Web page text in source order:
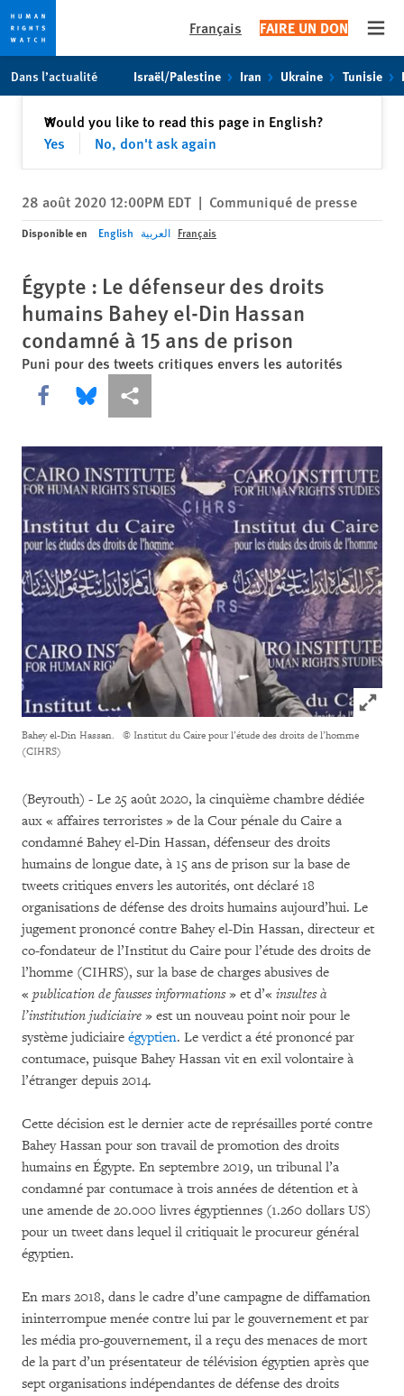
toto
content
Français FAIRE UN DON
Dans l’actualité Israël/Palestine Iran Ukraine Tunisie
Would you like to read this page in English?
Yes
No, don't ask again
✕Fermer
28 août 2020 12:00PM EDT | Communiqué de presse
Disponible en English العربية Français
Égypte : Le défenseur des droits
humains Bahey el-Din Hassan
condamné à 15 ans de prison
Puni pour des tweets critiques envers les autorités
Share this via Facebook
Share this via Bluesky
Share this via Partagez
Click to
Bahey el-Din Hassan.
© Institut du Caire pour l’étude des droits de l’homme
(CIHRS)
(Beyrouth) - Le 25 août 2020, la cinquième chambre dédiée
aux « affaires terroristes » de la Cour pénale du Caire a
condamné Bahey el-Din Hassan, défenseur des droits
humains de longue date, à 15 ans de prison sur la base de
tweets critiques envers les autorités, ont déclaré 18
organisations de défense des droits humains aujourd’hui. Le
jugement prononcé contre Bahey el-Din Hassan, directeur et
co-fondateur de l’Institut du Caire pour l’étude des droits de
l’homme (CIHRS), sur la base de charges abusives de
« publication de fausses informations» et d’« insultes à
l’institution judiciaire » est un nouveau point noir pour le
système judiciaire égyptien. Le verdict a été prononcé par
contumace, puisque Bahey Hassan vit en exil volontaire à
l’étranger depuis 2014.
Cette décision est le dernier acte de représailles porté contre
Bahey Hassan pour son travail de promotion des droits
humains en Égypte. En septembre 2019, un tribunal l’a
condamné par contumace à trois années de détention et à
une amende de 20.000 livres égyptiennes (1.260 dollars US)
pour un tweet dans lequel il critiquait le procureur général
égyptien.
En mars 2018, dans le cadre d’une campagne de diffamation
ininterrompue menée contre lui par le gouvernement et par
les média pro-gouvernement, il a reçu des menaces de mort
de la part d’un présentateur de télévision égyptien après que
sept organisations indépendantes de défense des droits